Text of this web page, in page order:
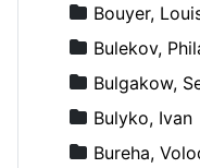
Bouyer,
Bulekov,
Bulgakow,
Bulyko, Ivan
Bureha,